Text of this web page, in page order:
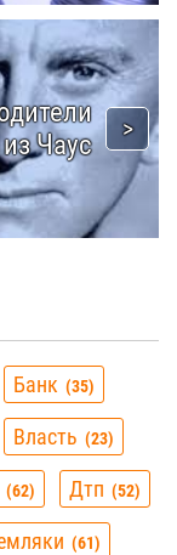
Чаус
Банк 35
Власть 23
62 Дтп 52
61